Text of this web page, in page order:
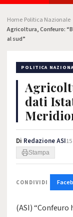
Home Politica Nazionale
Agricoltura, Confeuro:
al sud”
POLITICA
dati
Di Redazione ASI
Stampa
CONDIVIDI
(ASI)